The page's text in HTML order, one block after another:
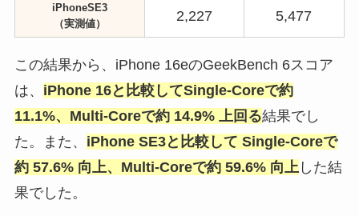
iPhoneSE3
（実測値）
2,227 5,477
この結果から、iPhone 16eのGeekBench 6スコア
は、 iPhone 16と比較してSingle-Coreで約
11.1%、Multi-Coreで約 14.9% 上回る結果でし
た。また、 iPhone SE3と比較して Single-Coreで
約 57.6% 向上、Multi-Coreで約 59.6% 向上 した結
果でした。